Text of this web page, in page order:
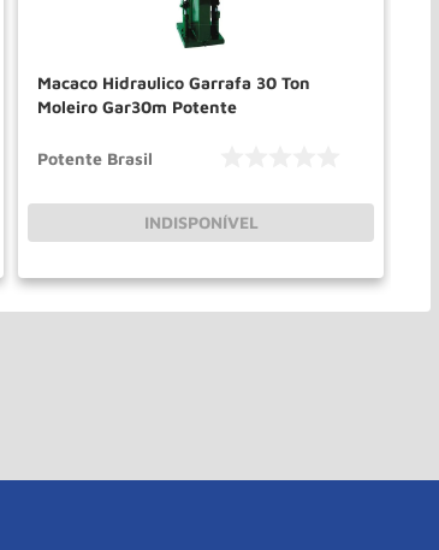
Macaco Hidraulico Garrafa 30 Ton
Moleiro Gar30m Potente
Potente Brasil
INDISPONÍVEL